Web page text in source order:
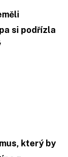
si podřízla
který by